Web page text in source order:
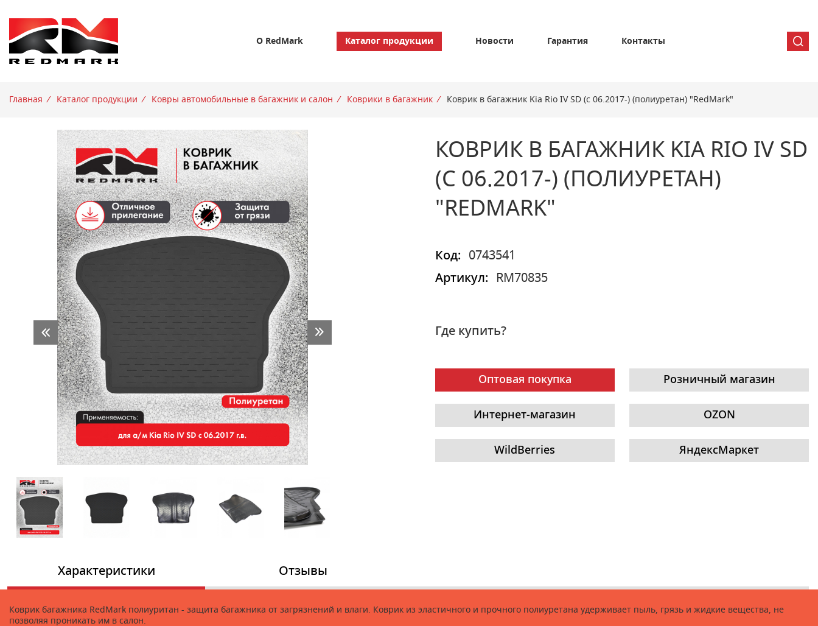
О RedMark Каталог продукции Новости Гарантия Контакты
Главная / Каталог продукции / Ковры автомобильные в багажник и салон / Коврики в багажник / Коврик в багажник Kia Rio IV SD (с 06.2017-) (полиуретан) "RedMark"
КОВРИК В БАГАЖНИК KIA RIO IV SD
(С 06.2017-) (ПОЛИУРЕТАН)
"REDMARK"
Код:
0743541
Артикул:
RM70835
Где купить?
Оптовая покупка Розничный магазин
Интернет-магазин OZON
WildBerries ЯндексМаркет
Характеристики
Коврик багажника RedMark полиуритан - защита багажника от загрязнений и влаги. Коврик из эластичного и прочного полиуретана удерживает пыль, грязь и жидкие вещества, не
позволяя проникать им в салон.
Отзывы